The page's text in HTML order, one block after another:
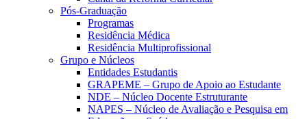
Pós-Graduação
Programas
Residência Médica
Residência Multiprofissional
Grupo e Núcleos
Entidades Estudantis
GRAPEME – Grupo de Apoio ao Estudante
NDE – Núcleo Docente Estruturante
NAPES – Núcleo de Avaliação e Pesquisa em